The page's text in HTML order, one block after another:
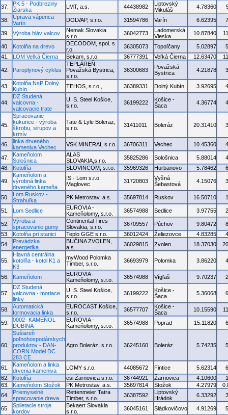
37.
PK 5 - Podbreziny
Žiarska
LMT, a.s. 44438982
Liptovský
Mikuláš
4.78360
38.
Úprava vápenca
Varín
DOLVAP, s.r.o. 31594786 Varín 6.62395
39. Výroba hláv valcov
Nemak Slovakia
s.r.o.
36042773
Ladomerská
Vieska
10.87840
40. Kotolňa na drevo
DECODOM, spol. s
r.o.
36305073 Topoľčany 5.02897
41.
LOM Veľká Čierna Bekam, s.r.o. 36777391 Veľká Čierna 12.63470
42. Paroplynový cyklus
TEPLÁREŇ
Považská Bystrica,
s.r.o.
36300683
Považská
Bystrica
4.21878
43.
Kotolňa NsP Dolný
Kubín
TEHOS, s.r.o., 36389331 Dolný Kubín 3.92695
44.
DZ Studená
valcovna -
valcovacie trate
U. S. Steel Košice,
s.r.o.
36199222
Košice -
Šaca
4.36774
45.
Spracovanie
kukurice - výroba
škrobu, sirupov a
krmív
Tate & Lyle Boleraz,
s.r.o.
31411011 Boleráz 20.31410
46.
linka drveného
kameniva Vechec
VSK MINERAL s.r.o. 36706311 Vechec 10.45360
47.
Kameňolom
Sološnica
ALAS
SLOVAKIA,s.r.o.
35825286 Sološnica 5.88014
48.
Kotolňa SLOVINCOM, s.r.o. 35969326 Hurbanovo 5.78462
49.
Kameňolom a
výrobná linka
drveného kameňa
IS - Lom s.r.o.
Maglovec
31720803
Vyšná
Šebastová
4.15076
50.
Lom Ruskov -
Strahuľka
PK Metrostav, a.s. 35697814 Ruskov 16.50710
51. Lom Sedlice
EUROVIA -
Kameňolomy, s.r.o.
36574988 Sedlice 3.97755
52.
Výroba a
spracovanie gumy
Continental Tires
Slovakia, s.r.o.
36709557 Púchov 9.80472
53.
Kotolňa pri stanici Teplo GGE s.r.o. 36012424 Želiezovce 4.83285
54.
Prevádzka
energetika
BUČINA ZVOLEN,
a.s.
36029815 Zvolen 18.37030
55.
Hlavná centrálna
kotolňa - kotol K1 a
K3
myWood Polomka
Timber, s.r.o.
36693979 Polomka 3.86220
56. Kameňolom
EUROVIA -
Kameňolomy, s.r.o.
36574988 Vígľaš 9.70237
57.
DZ Studená
valcovna - moriace
linky
U. S. Steel Košice,
s.r.o.
36199222
Košice -
Šaca
5.36068
58.
Automatická
formovacia linka
EUROCAST Košice,
s.r.o.
36577707
Košice -
Šaca
10.15590
59.
0002- KAMEŇOL
DUBINA
EUROVIA -
Kameňolomy, s.r.o.
36574988 Poprad 15.11820
60.
Sušiareň
poľnohospodárskych
produktov - DAN-
CORN Model DC
283 CE
Agro Boleráz, s.r.o. 36245160 Boleráz 5.74235
61.
Kameňolom a linka
drvenia kameniva
LOMY s.r.o. 44085672 Fintice 5.62314
62.
Kotolňa esi Žarnovica s.r.o. 36744921 Žarnovica 4.10600
63.
Kameňolom Stožok PK Metrostav, a.s. 35697814 Stožok 4.27979
64.
Priemyselné
spracovanie dreva
Rettenmeier Tatra
Timber, s.r.o.
36387592
Liptovský
Hrádok
6.33292
65.
Splietacie stroje
kordov
Bekaert Slovakia
s.r.o.
36045161 Sládkovičovo 4.91269